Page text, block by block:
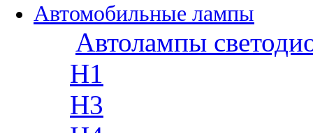
Автомобильные лампы
Автолампы
H1
H3